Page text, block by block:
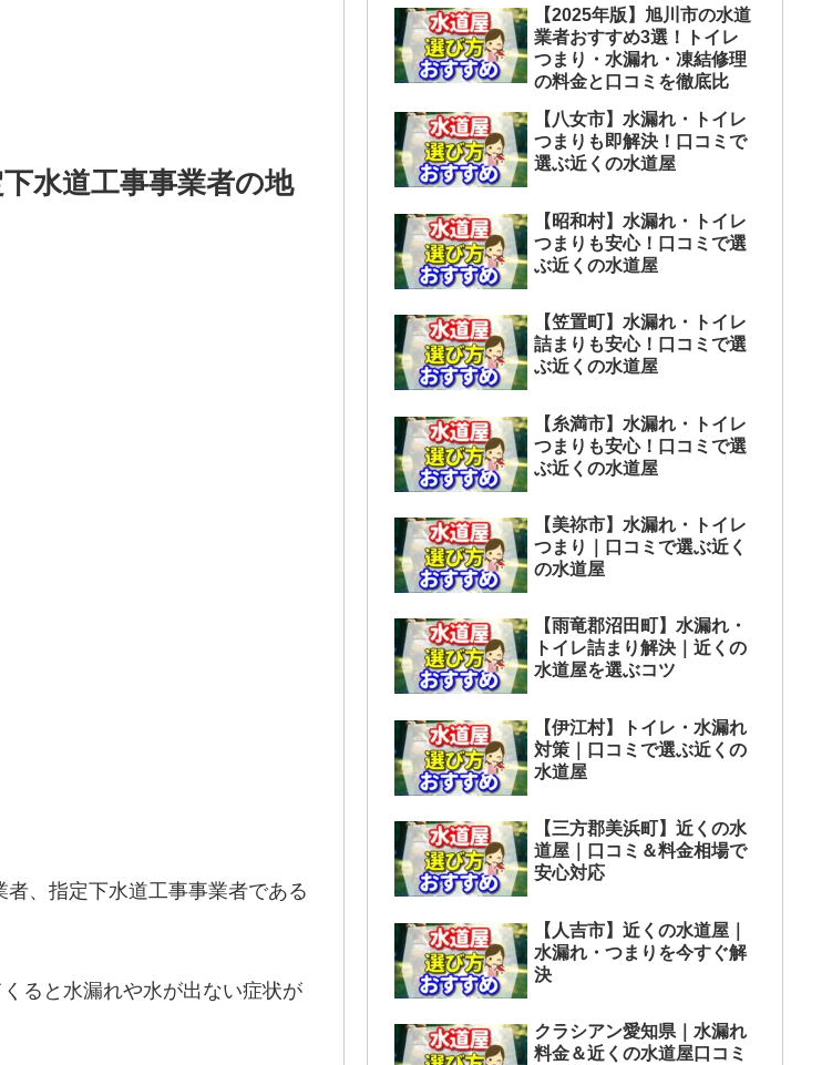
水道工事事業者の地
、指定下水道工事事業者である
ると水漏れや水が出ない症状が
【2025年版】旭川市の水道
業者おすすめ3選！トイレ
つまり・水漏れ・凍結修理
の料金と口コミを徹底比
【八女市】水漏れ・トイレ
つまりも即解決！口コミで
選ぶ近くの水道屋
【昭和村】水漏れ・トイレ
つまりも安心！口コミで選
ぶ近くの水道屋
【笠置町】水漏れ・トイレ
詰まりも安心！口コミで選
ぶ近くの水道屋
【糸満市】水漏れ・トイレ
つまりも安心！口コミで選
ぶ近くの水道屋
【美祢市】水漏れ・トイレ
つまり｜口コミで選ぶ近く
の水道屋
【雨竜郡沼田町】水漏れ・
トイレ詰まり解決｜近くの
水道屋を選ぶコツ
【伊江村】トイレ・水漏れ
対策｜口コミで選ぶ近くの
水道屋
【三方郡美浜町】近くの水
道屋｜口コミ＆料金相場で
安心対応
【人吉市】近くの水道屋｜
水漏れ・つまりを今すぐ解
決
クラシアン愛知県｜水漏れ
料金＆近くの水道屋口コミ